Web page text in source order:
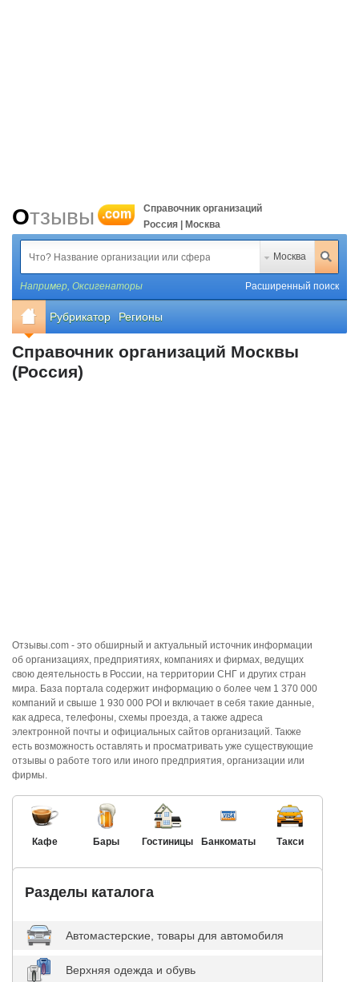
Отзывы .com
Справочник организаций
Россия | Москва
Москва
Например, Оксигенаторы Расширенный поиск
Рубрикатор Регионы
Справочник организаций Москвы
(Россия)
Отзывы.com - это обширный и актуальный источник информации
об организациях, предприятиях, компаниях и фирмах, ведущих
свою деятельность в России, на территории СНГ и других стран
мира. База портала содержит информацию о более чем 1 370 000
компаний и свыше 1 930 000 POI и включает в себя такие данные,
как адреса, телефоны, схемы проезда, а также адреса
электронной почты и официальных сайтов организаций. Также
есть возможность оставлять и просматривать уже существующие
отзывы о работе того или иного предприятия, организации или
фирмы.
Кафе Бары Гостиницы Банкоматы Такси
Разделы каталога
Автомастерские, товары для автомобиля
Верхняя одежда и обувь